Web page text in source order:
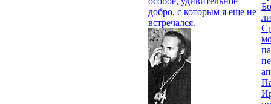
добро, с которым я еще не
встречался.